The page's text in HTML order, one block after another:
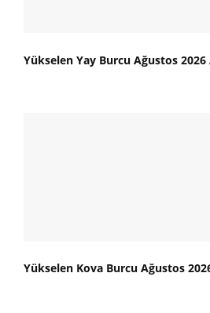
Yükselen Yay Burcu Ağustos
Yükselen Kova Burcu Ağustos